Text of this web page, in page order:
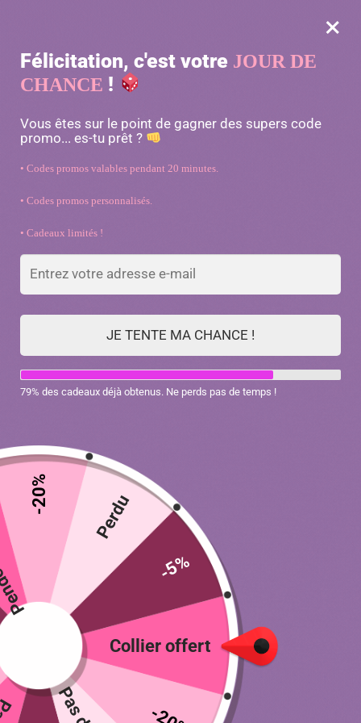
0
-10% avec le code « MATOU10 »
Hamac créatif avec fenêtre pour chat
Couleur
×
Félicitation, c'est votre JOUR DE
CHANCE !
Vous êtes sur le point de gagner des supers code
promo... es-tu prêt ?
• Codes promos valables pendant 20 minutes.
• Codes promos personnalisés.
• Cadeaux limités !
JE TENTE MA CHANCE !
79% des cadeaux déjà obtenus. Ne perds pas de temps !
Collier offert
-20% Perdu
-5%